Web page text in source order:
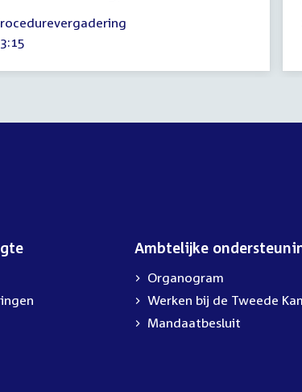
Ambtelijke
Organogram
Werken bij de Tweede
Mandaatbesluit